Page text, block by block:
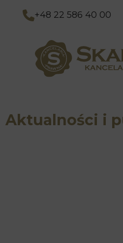
+48 22 586 40 00
Aktualności i